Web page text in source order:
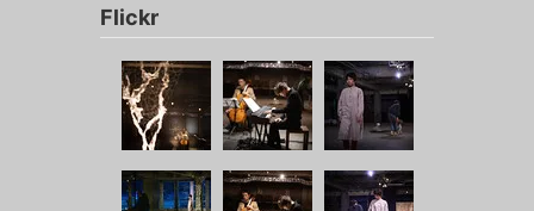
Flickr